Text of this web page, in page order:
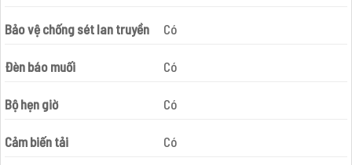
Bảo vệ chống sét lan truyền Có
Đèn báo muối Có
Bộ hẹn giờ Có
Cảm biến tải Có